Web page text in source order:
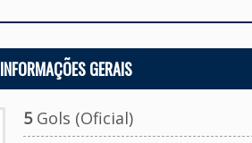
INFORMAÇÕES GERAIS
5Gols (Oficial)